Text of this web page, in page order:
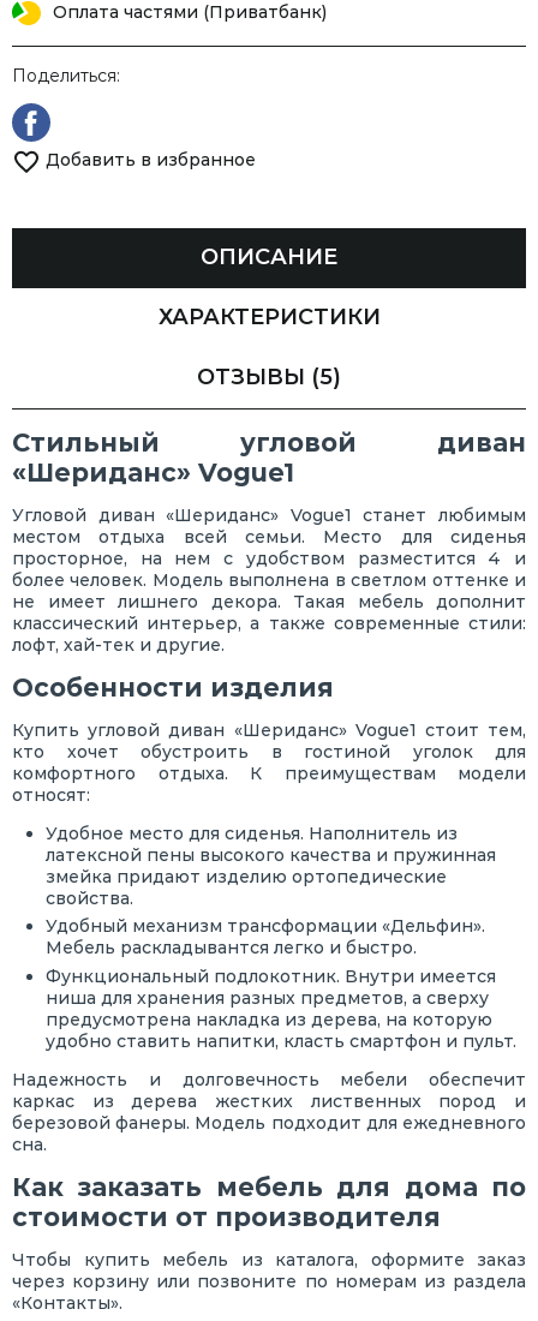
Оплата частями (Приватбанк)
Поделиться:
Добавить в избранное
ОПИСАНИЕ
ХАРАКТЕРИСТИКИ
ОТЗЫВЫ (5)
Стильный угловой диван
«Шериданс» Vogue1
Угловой диван «Шериданс» Vogue1 станет любимым
местом отдыха всей семьи. Место для сиденья
просторное, на нем с удобством разместится 4 и
более человек. Модель выполнена в светлом оттенке и
не имеет лишнего декора. Такая мебель дополнит
классический интерьер, а также современные стили:
лофт, хай-тек и другие.
Особенности изделия
Купить угловой диван «Шериданс» Vogue1 стоит тем,
кто хочет обустроить в гостиной уголок для
комфортного отдыха. К преимуществам модели
относят:
Удобное место для сиденья. Наполнитель из
латексной пены высокого качества и пружинная
змейка придают изделию ортопедические
свойства.
Удобный механизм трансформации «Дельфин».
Мебель раскладывантся легко и быстро.
Функциональный подлокотник. Внутри имеется
ниша для хранения разных предметов, а сверху
предусмотрена накладка из дерева, на которую
удобно ставить напитки, класть смартфон и пульт.
Надежность и долговечность мебели обеспечит
каркас из дерева жестких лиственных пород и
березовой фанеры. Модель подходит для ежедневного
сна.
Как заказать мебель для дома по
стоимости от производителя
Чтобы купить мебель из каталога, оформите заказ
через корзину или позвоните по номерам из раздела
«Контакты».